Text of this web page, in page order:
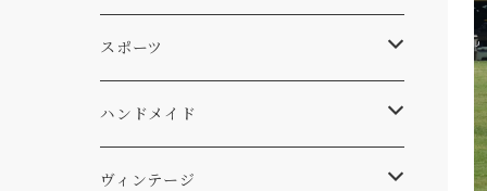
ステッカー
バッグ
パンツ
スキー
DOGS
WEAR
Four My Self
Ten
アメリカ軍払い下げ
マット、シート
エアフレッシュナー
小物
ファニチャー
キッチン
スリーピング
スポーツ
サーフ
スキー
ハンドメイド
ステッカー
ヴィンテージ